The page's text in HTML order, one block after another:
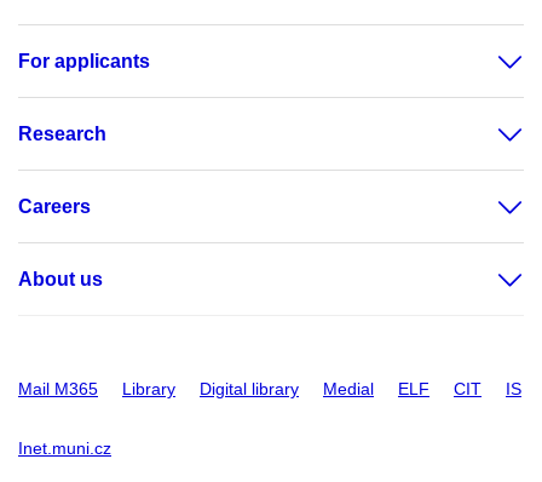
For applicants
Research
Careers
About us
Mail M365 Library Digital library Medial ELF CIT IS
Inet.muni.cz